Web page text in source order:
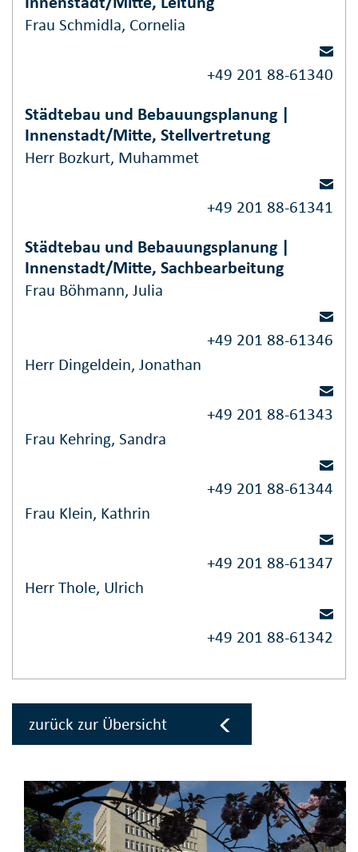
Frau Schmidla, Cornelia
+49 201 88-61340
Städtebau und Bebauungsplanung |
Innenstadt/Mitte, Stellvertretung
Herr Bozkurt, Muhammet
+49 201 88-61341
Städtebau und Bebauungsplanung |
Innenstadt/Mitte, Sachbearbeitung
Frau Böhmann, Julia
+49 201 88-61346
Herr Dingeldein, Jonathan
+49 201 88-61343
Frau Kehring, Sandra
+49 201 88-61344
Frau Klein, Kathrin
+49 201 88-61347
Herr Thole, Ulrich
+49 201 88-61342
zurück zur Übersicht